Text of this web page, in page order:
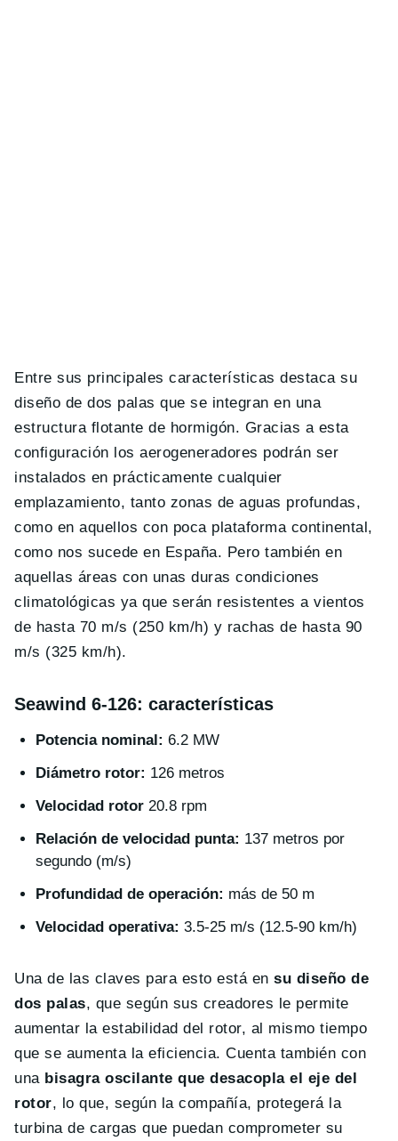
Entre sus principales características destaca su
diseño de dos palas que se integran en una
estructura flotante de hormigón. Gracias a esta
configuración los aerogeneradores podrán ser
instalados en prácticamente cualquier
emplazamiento, tanto zonas de aguas profundas,
como en aquellos con poca plataforma continental,
como nos sucede en España. Pero también en
aquellas áreas con unas duras condiciones
climatológicas ya que serán resistentes a vientos
de hasta 70 m/s (250 km/h) y rachas de hasta 90
m/s (325 km/h).
Seawind 6-126: características
Potencia nominal: 6.2 MW
Diámetro rotor: 126 metros
Velocidad rotor 20.8 rpm
Relación de velocidad punta: 137 metros por
segundo (m/s)
Profundidad de operación: más de 50 m
Velocidad operativa: 3.5-25 m/s (12.5-90 km/h)
Una de las claves para esto está ensu diseño de
dos palas, que según sus creadores le permite
aumentar la estabilidad del rotor, al mismo tiempo
que se aumenta la eficiencia. Cuenta también con
una bisagra oscilante que desacopla el eje del
rotor, lo que, según la compañía, protegerá la
turbina de cargas que puedan comprometer su